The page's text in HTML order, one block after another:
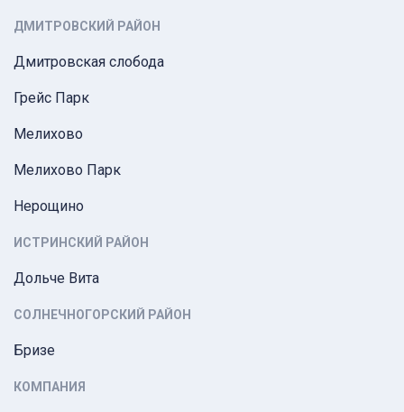
ДМИТРОВСКИЙ РАЙОН
Дмитровская слобода
Грейс Парк
Мелихово
Мелихово Парк
Нерощино
ИСТРИНСКИЙ РАЙОН
Дольче Вита
СОЛНЕЧНОГОРСКИЙ РАЙОН
Бризе
КОМПАНИЯ